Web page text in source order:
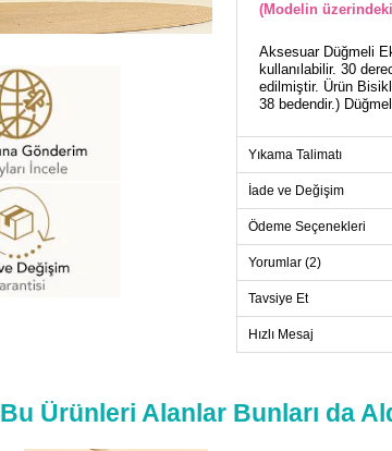
(Modelin
Aksesuar Düğmeli
kullanılabilir. 30
edilmiştir. Ürün
38 bedendir.)
40
48
52
Yıkama Talimatı
İade ve Değişim
Ödeme Seçenekleri
Yorumlar (2)
Tavsiye Et
Hızlı Mesaj
Bu Ürünleri Alanlar Bunları da